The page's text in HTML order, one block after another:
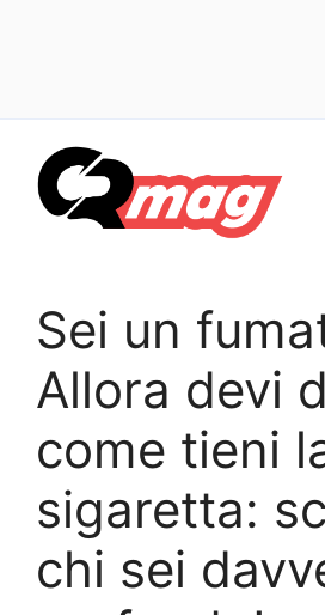
contenuto
Sei un
Allora devi
come tieni
sigaretta:
chi sei